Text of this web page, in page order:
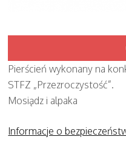
Pierścień wykonany na
STFZ „Przezroczystość”.
Mosiądz i alpaka
Informacje o